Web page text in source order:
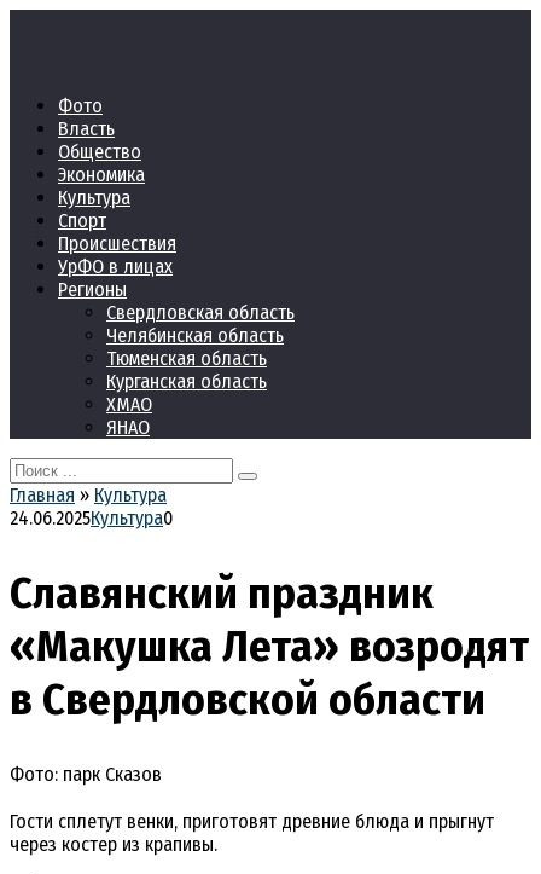
Фото
Власть
Общество
Экономика
Культура
Спорт
Происшествия
УрФО в лицах
Регионы
Свердловская область
Челябинская область
Тюменская область
Курганская область
ХМАО
ЯНАО
Search
for:
Главная » Культура
24.06.2025Культура0
Славянский праздник
«Макушка Лета» возродят
в Свердловской области
Фото: парк Сказов
Гости сплетут венки, приготовят древние блюда и прыгнут
через костер из крапивы.